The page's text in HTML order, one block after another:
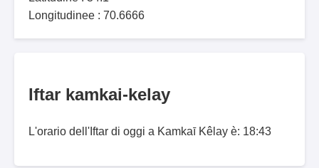
Longitudinee : 70.6666
Iftar kamkai-kelay
L'orario dell'Iftar di oggi a Kamkaī Kêlay è: 18:43